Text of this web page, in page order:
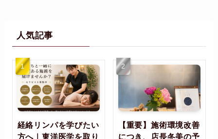
人気記事
経絡リンパを学びたい
方へ｜東洋医学を取り
【重要】施術環境改善
につき、店長冬美の予